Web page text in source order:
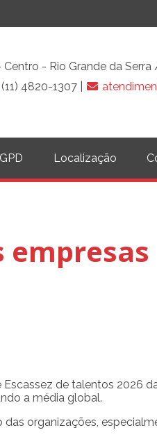
Centro - Rio Grande da
(11) 4820-1307 |
Localização
empresas
de talentos 2026
a média global.
organizações,